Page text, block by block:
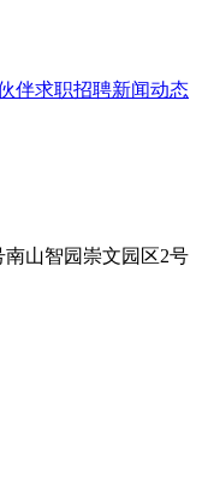
伴求职招聘新闻动态
山智园崇文园区2号